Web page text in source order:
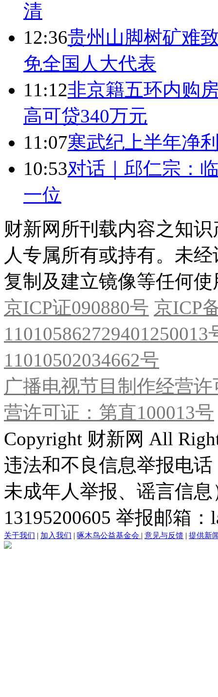
清
12:36贵州山脚树矿难
免全国人大代表
11:12非京籍五环内购
高可贷340万元
11:07寒武纪上半年净
10:53对话｜邱仁宗：
一位
财新网所刊载内容之知
人专属所有或持有。未
复制及建立镜像等任何使
京ICP证090880号 京ICP
11010502034662号
广播电视节目制作经营
营许可证：第直100013号
Copyright 财新网 All
违法和不良信息举报电
未成年人举报、谣言信
13195200605 举报邮箱
关于我们 | 加入我们 | 啄木鸟公益基金会 | 意见与反馈 | 提供新